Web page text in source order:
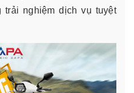
nghiệm dịch vụ tuyệt